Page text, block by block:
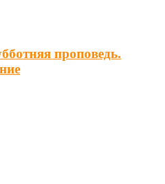
проповедь.